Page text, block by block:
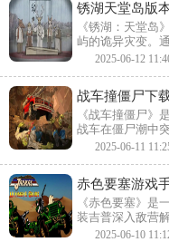
如金色羽毛能触
其成为合家欢佳
锈湖天堂岛版
《锈湖：天堂岛
屿的诡异灾变。
手绘场景隐藏宗
2025-06-12
战车撞僵尸下
《战车撞僵尸》
战车在僵尸潮中
人，升级装甲与
2025-06-11
赤色要塞游戏
《赤色要塞》是
装吉普深入敌营
弹与追踪导弹，
2025-06-10